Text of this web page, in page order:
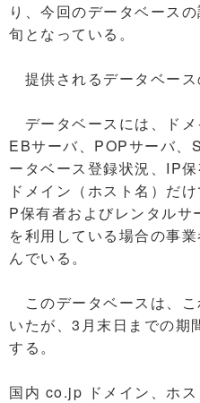
り、今回のデータベース
旬となっている。
提供されるデータベース
データベースには、ド
EBサーバ、POPサーバ、
ータベース登録状況、IP
ドメイン（ホスト名）だ
P保有者およびレンタル
を利用している場合の事
んでいる。
このデータベースは、
いたが、3月末日までの
する。
国内 co.jp ドメイン、ホ